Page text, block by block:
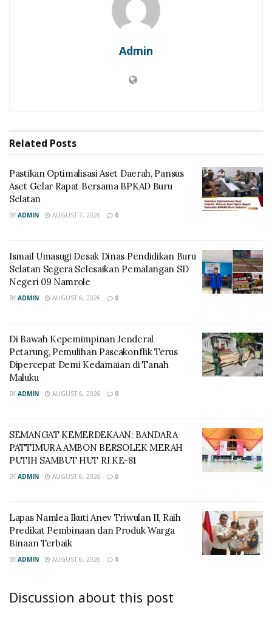
Admin
Related Posts
Pastikan Optimalisasi Aset Daerah, Pansus
Aset Gelar Rapat Bersama BPKAD Buru
Selatan
BY ADMIN AUGUST 7, 2026 0
Ismail Umasugi Desak Dinas Pendidikan Buru
Selatan Segera Selesaikan Pemalangan SD
Negeri 09 Namrole
BY ADMIN AUGUST 6, 2026 0
Di Bawah Kepemimpinan Jenderal
Petarung, Pemulihan Pascakonflik Terus
Dipercepat Demi Kedamaian di Tanah
Maluku
BY ADMIN AUGUST 6, 2026 0
SEMANGAT KEMERDEKAAN: BANDARA
PATTIMURA AMBON BERSOLEK MERAH
PUTIH SAMBUT HUT RI KE-81
BY ADMIN AUGUST 6, 2026 0
Lapas Namlea Ikuti Anev Triwulan II, Raih
Predikat Pembinaan dan Produk Warga
Binaan Terbaik
BY ADMIN AUGUST 6, 2026 0
Discussion about this post